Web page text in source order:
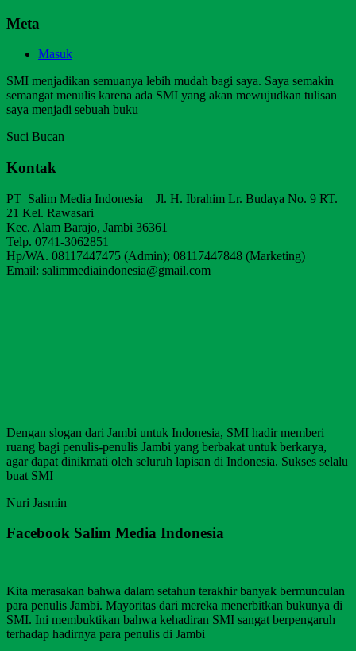
Meta
Masuk
SMI menjadikan semuanya lebih mudah bagi saya. Saya semakin
semangat menulis karena ada SMI yang akan mewujudkan tulisan
saya menjadi sebuah buku
Suci Bucan
Kontak
PT Salim Media Indonesia Jl. H. Ibrahim Lr. Budaya No. 9 RT.
21 Kel. Rawasari
Kec. Alam Barajo, Jambi 36361
Telp. 0741-3062851
Hp/WA. 08117447475 (Admin); 08117447848 (Marketing)
Email: salimmediaindonesia@gmail.com
Dengan slogan dari Jambi untuk Indonesia, SMI hadir memberi
ruang bagi penulis-penulis Jambi yang berbakat untuk berkarya,
agar dapat dinikmati oleh seluruh lapisan di Indonesia. Sukses selalu
buat SMI
Nuri Jasmin
Facebook Salim Media Indonesia
Kita merasakan bahwa dalam setahun terakhir banyak bermunculan
para penulis Jambi. Mayoritas dari mereka menerbitkan bukunya di
SMI. Ini membuktikan bahwa kehadiran SMI sangat berpengaruh
terhadap hadirnya para penulis di Jambi